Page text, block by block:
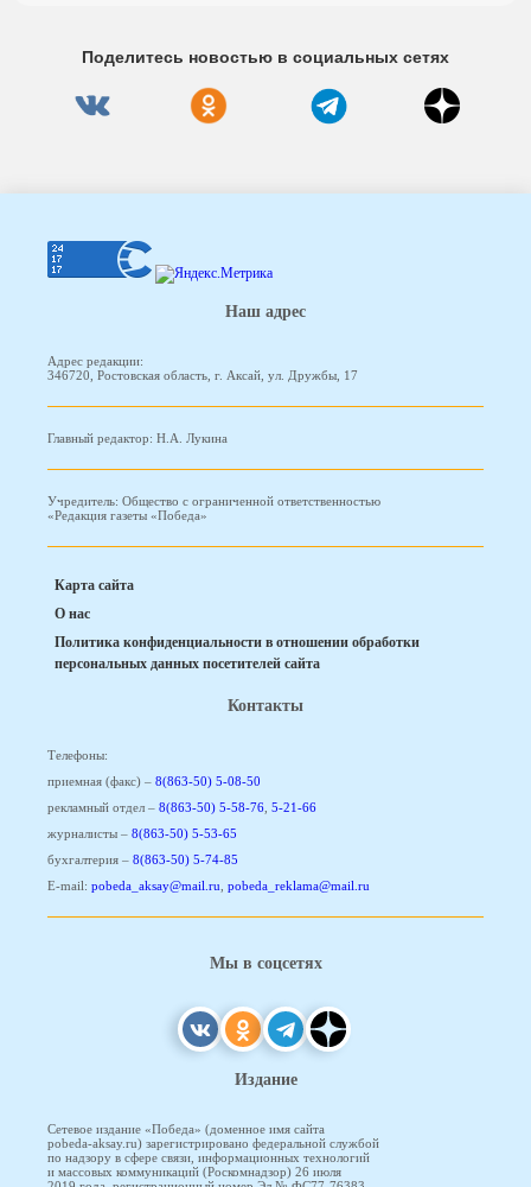
Поделитесь новостью в социальных сетях
Наш адрес
Адрес редакции:
346720, Ростовская область, г. Аксай, ул. Дружбы, 17
Главный редактор: Н.А. Лукина
Учредитель: Общество с ограниченной ответственностью
«Редакция газеты «Победа»
Карта сайта
О нас
Политика конфиденциальности в отношении обработки
персональных данных посетителей сайта
Контакты
Телефоны:
приемная (факс) – 8(863-50) 5-08-50
рекламный отдел – 8(863-50) 5-58-76, 5-21-66
журналисты – 8(863-50) 5-53-65
бухгалтерия – 8(863-50) 5-74-85
E-mail: pobeda_aksay@mail.ru, pobeda_reklama@mail.ru
Мы в соцсетях
Издание
Сетевое издание «Победа» (доменное имя сайта
pobeda-aksay.ru) зарегистрировано федеральной службой
по надзору в сфере связи, информационных технологий
и массовых коммуникаций (Роскомнадзор) 26 июля